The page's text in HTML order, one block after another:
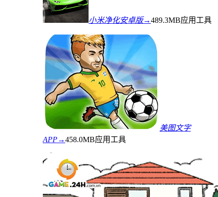
小米净化安卓版→489.3MB应用工具
美图文字
APP→458.0MB应用工具